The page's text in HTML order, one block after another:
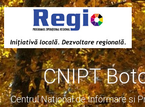
CNIPT
Centrul National de Informare si